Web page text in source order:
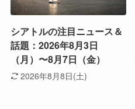
シアトルの注目ニュース＆
話題：2026年8月3日
（月）〜8月7日（金）
2026年8月8日(土)